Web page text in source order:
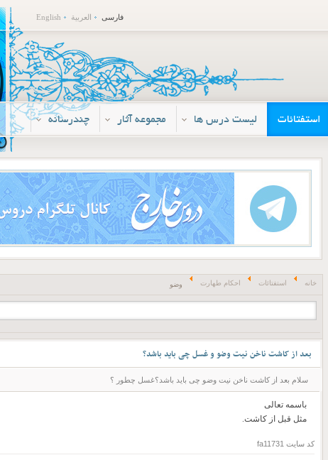
فارسی العربية English
استفتائات لیست درس ها مجموعه آثار چندرسانه
خانه استفتائات احکام طهارت وضو
بعد از کاشت ناخن نیت وضو و غسل چی باید باشد؟
سلام بعد از کاشت ناخن نیت وضو چی باید باشد؟غسل چطور ؟
باسمه تعالی
مثل قبل از کاشت.
کد سایتfa11731